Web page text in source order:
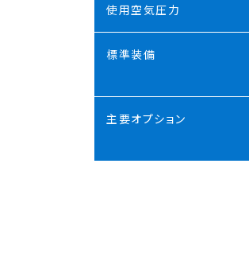
使用空気圧力
標準装備
主要オプション